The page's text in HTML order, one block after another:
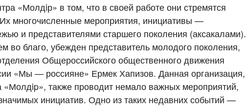
«Молдiр» в том, что в своей работе они стремятся
многочисленные мероприятия, инициативы —
и представителями старшего поколения (аксакалами).
во благо, убежден представитель молодого поколения,
Общероссийского общественного движения
«Мы — россияне» Ермек Хапизов. Данная организация,
«Молдip», также проводит немало важных мероприятий,
инициатив. Одно из таких недавних событий —